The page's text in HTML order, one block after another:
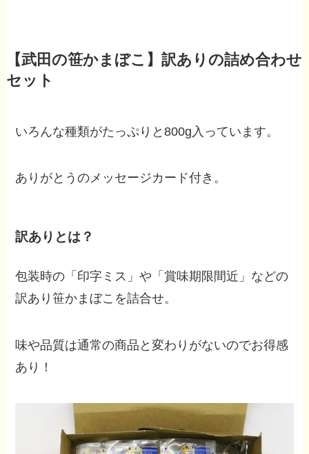
【武田の笹かまぼこ】訳ありの詰め合わせ
セット
いろんな種類がたっぷりと800g入っています。
ありがとうのメッセージカード付き。
訳ありとは？
包装時の「印字ミス」や「賞味期限間近」などの
訳あり笹かまぼこを詰合せ。
味や品質は通常の商品と変わりがないのでお得感
あり！